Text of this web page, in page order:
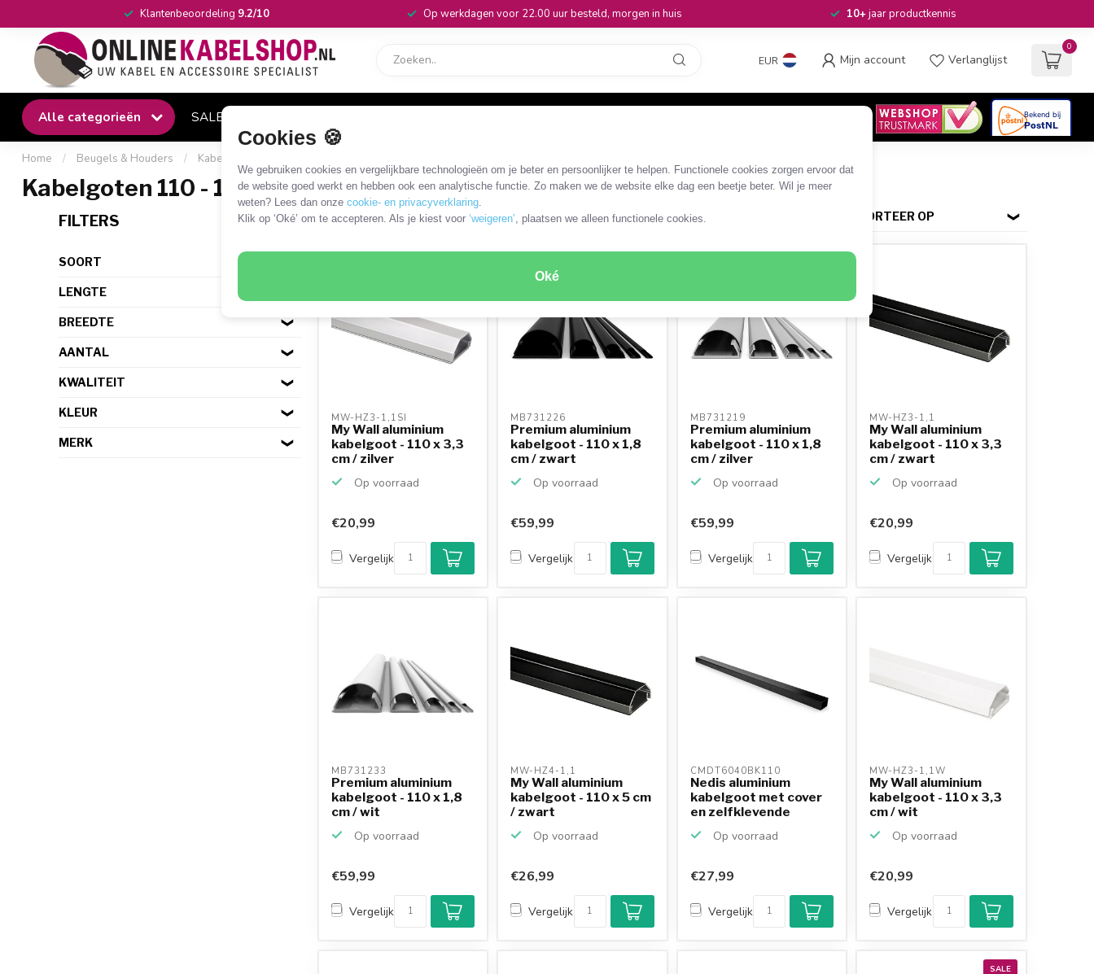
Cookies 🍪
We gebruiken cookies en vergelijkbare technologieën om je beter en persoonlijker te helpen. Functionele cookies zorgen ervoor dat
de website goed werkt en hebben ook een analytische functie. Zo maken we de website elke dag een beetje beter. Wil je meer
weten? Lees dan onze cookie- en privacyverklaring.
Klik op ‘Oké’ om te accepteren. Als je kiest voor ‘weigeren’, plaatsen we alleen functionele cookies.
Oké
Klantenbeoordeling 9.2/10 Op werkdagen voor 22.00 uur besteld, morgen in huis 10+jaar productkennis
EUR Mijn account Verlanglijst
0
Alle categorieën SALE
Home / Beugels & Houders / Kabelgoten
Kabelgoten 110 - 150 cm
FILTERS
SOORT
LENGTE
BREEDTE
AANTAL
KWALITEIT
KLEUR
MERK
29 PRODUCTEN SORTEER OP
MW-HZ3-1,1SI
My Wall aluminium
kabelgoot - 110 x 3,3
cm / zilver
Op voorraad
€20,99
Vergelijk
MB731226
Premium aluminium
kabelgoot - 110 x 1,8
cm / zwart
Op voorraad
€59,99
Vergelijk
MB731219
Premium aluminium
kabelgoot - 110 x 1,8
cm / zilver
Op voorraad
€59,99
Vergelijk
MW-HZ3-1,1
My Wall aluminium
kabelgoot - 110 x 3,3
cm / zwart
Op voorraad
€20,99
Vergelijk
MB731233
Premium aluminium
kabelgoot - 110 x 1,8
cm / wit
Op voorraad
€59,99
Vergelijk
MW-HZ4-1,1
My Wall aluminium
kabelgoot - 110 x 5 cm
/ zwart
Op voorraad
€26,99
Vergelijk
CMDT6040BK110
Nedis aluminium
kabelgoot met cover
en zelfklevende
Op voorraad
€27,99
Vergelijk
MW-HZ3-1,1W
My Wall aluminium
kabelgoot - 110 x 3,3
cm / wit
Op voorraad
€20,99
Vergelijk
SALE